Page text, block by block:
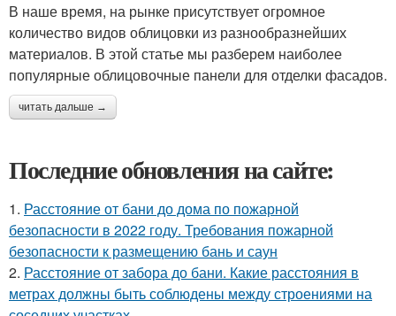
В наше время, на рынке присутствует огромное
количество видов облицовки из разнообразнейших
материалов. В этой статье мы разберем наиболее
популярные облицовочные панели для отделки фасадов.
читать дальше →
Последние обновления на сайте:
1. Расстояние от бани до дома по пожарной
безопасности в 2022 году. Требования пожарной
безопасности к размещению бань и саун
2. Расстояние от забора до бани. Какие расстояния в
метрах должны быть соблюдены между строениями на